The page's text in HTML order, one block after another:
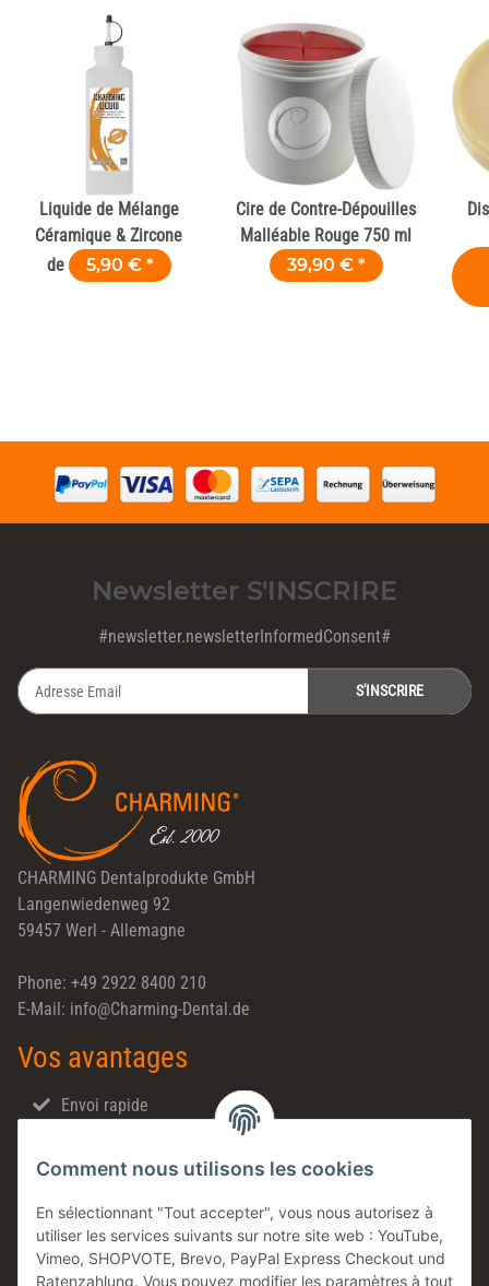
Comment nous utilisons les cookies
En sélectionnant "Tout accepter", vous nous autorisez à
utiliser les services suivants sur notre site web : YouTube,
Vimeo, SHOPVOTE, Brevo, PayPal Express Checkout und
Ratenzahlung. Vous pouvez modifier les paramètres à tout
Liquide de Mélange
Céramique & Zircone
de
5,90 € *
Cire de Contre-Dépouilles
Malléable Rouge 750 ml
39,90 € *
Newsletter S'INSCRIRE
#newsletter.newsletterInformedConsent#
S'INSCRIRE
CHARMING Dentalprodukte GmbH
Langenwiedenweg 92
59457 Werl - Allemagne
Phone: +49 2922 8400 210
E-Mail: info@Charming-Dental.de
Vos avantages
Envoi rapide
Made in Germany
Produits en stock
Entreprise familiale
Conseils technique